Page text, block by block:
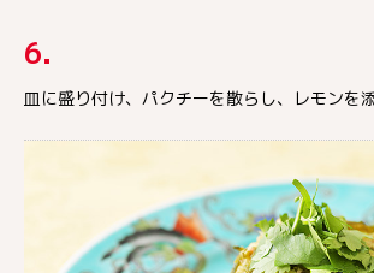
6.
皿に盛り付け、パクチーを散らし、レモンを添